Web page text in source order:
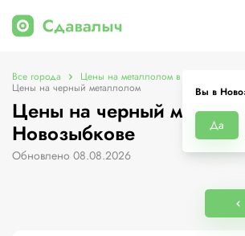
Вы в
Да
Все города Цены на металлолом в Новозыбкове
Цены на черный металлолом
Цены на черный
Новозыбкове
Обновлено 08.08.2026